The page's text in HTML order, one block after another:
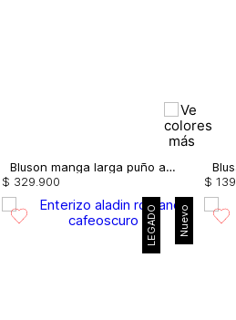
Bluson manga larga puño ancho bordado
$ 329.900
$ 139
Nuevo
LEGADO